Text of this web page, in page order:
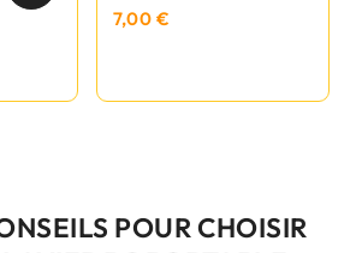
7,00 €
POUR CHOISIR